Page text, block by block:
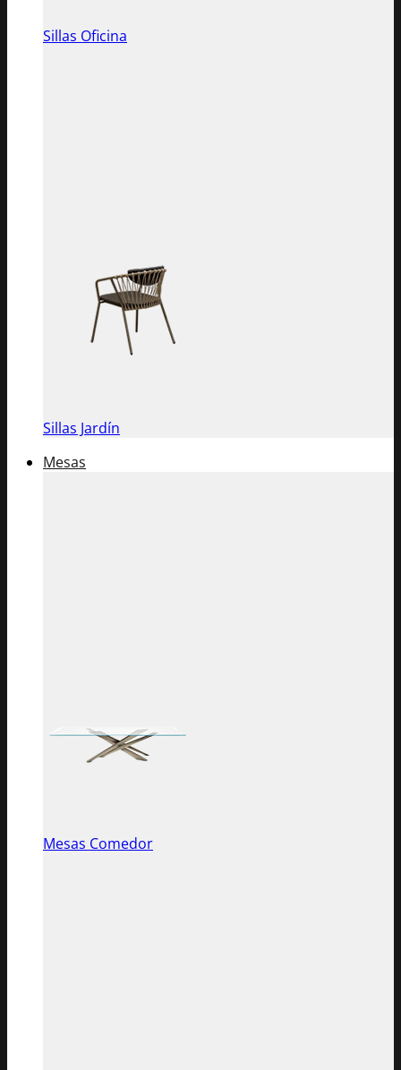
Sillas Oficina
Sillas Jardín
Mesas
Mesas Comedor